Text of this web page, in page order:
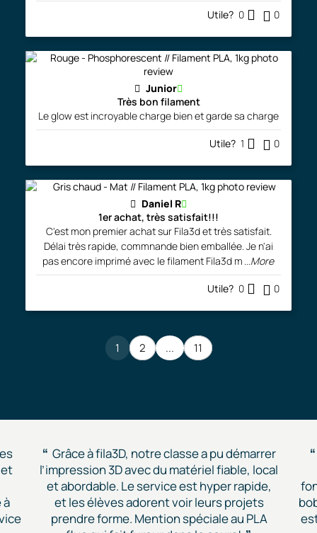
Utile? 0 0
Junior
Très bon filament
Le glow est incroyable charge bien et garde sa charge
Utile? 1 0
Daniel R
1er achat, très satisfait!!!
C'est mon premier achat sur Fila3d et très satisfait.
Délai très rapide, commnande bien emballée. Je n'ai
pas encore imprimé avec le filament Fila3d m ...More
Utile? 0 0
1 2 ... 11
à
Grâce à fila3D, notre classe a pu démarrer
l’impression 3D avec du matériel fiable, local
et abordable. Le service est hyper rapide,
et les élèves adorent voir leurs projets
prendre forme. Mention spéciale au PLA